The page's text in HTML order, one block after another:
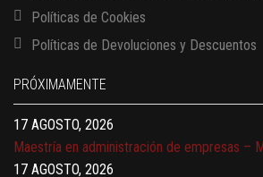
Políticas de Cookies
Políticas de Devoluciones y Descuentos
PRÓXIMAMENTE
13 AGOSTO, 2026
17 AGOSTO, 2026
Gerencia de empresas familiares
17 AGOSTO, 2026
Maestría en administración de empresas –
17 AGOSTO, 2026